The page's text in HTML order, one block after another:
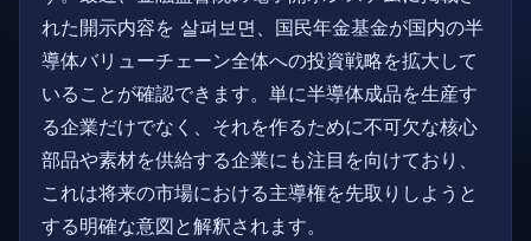
れた開示内容を 살펴보면、国民年金基金が国内の半
導体バリューチェーン全体への投資戦略を拡大して
いることが確認できます。単に半導体成品を生産す
る企業だけでなく、それを作るために不可欠な核心
部品や素材を供給する企業にも注目を向けており、
これは将来の市場における主導権を先取りしようと
する明確な意図と解釈されます。